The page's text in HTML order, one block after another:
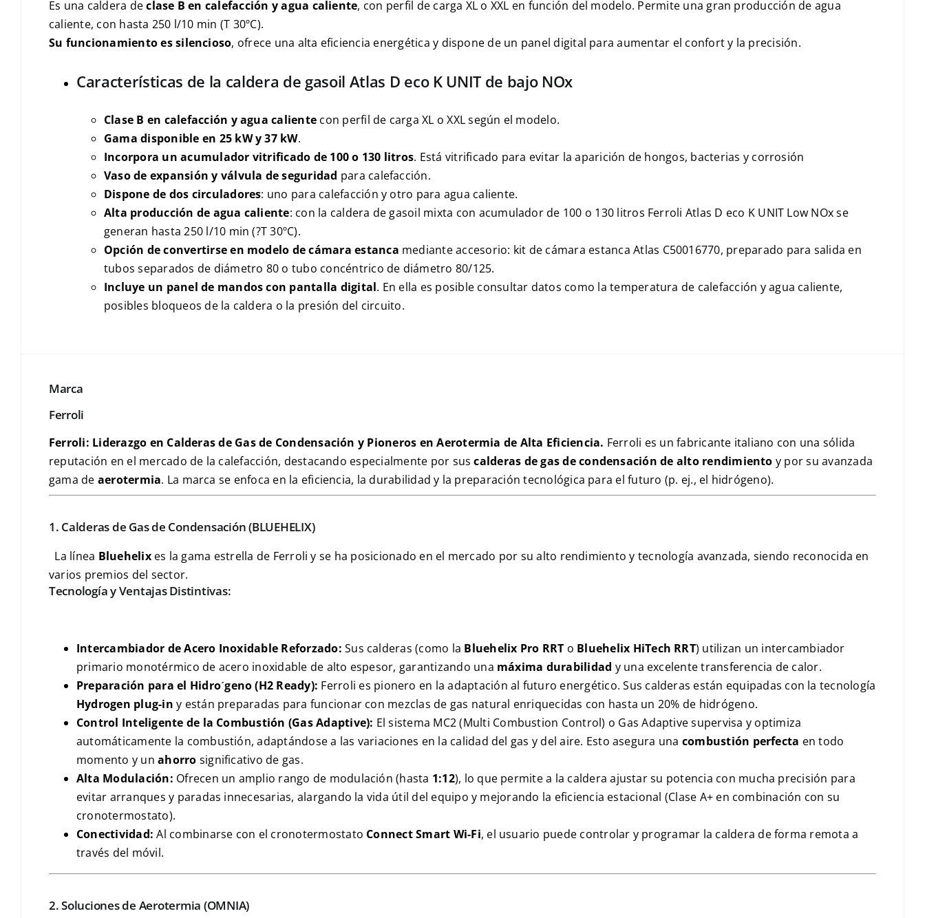
Es una caldera declase B en calefacción y agua caliente, con perfil de carga XL o XXL en función del modelo. Permite una gran producción de agua
caliente, con hasta 250 l/10 min (T 30ºC).
Su funcionamiento es silencioso, ofrece una alta eficiencia energética y dispone de un panel digital para aumentar el confort y la precisión.
Características de la caldera de gasoil Atlas D eco K UNIT de bajo NOx
Clase B en calefacción y agua caliente con perfil de carga XL o XXL según el modelo.
Gama disponible en 25 kW y 37 kW.
Incorpora un acumulador vitrificado de 100 o 130 litros. Está vitrificado para evitar la aparición de hongos, bacterias y corrosión
Vaso de expansión y válvula de seguridad para calefacción.
Dispone de dos circuladores: uno para calefacción y otro para agua caliente.
Alta producción de agua caliente: con la caldera de gasoil mixta con acumulador de 100 o 130 litros Ferroli Atlas D eco K UNIT Low NOx se
generan hasta 250 l/10 min (?T 30ºC).
Opción de convertirse en modelo de cámara estanca mediante accesorio: kit de cámara estanca Atlas C50016770, preparado para salida en
tubos separados de diámetro 80 o tubo concéntrico de diámetro 80/125.
Incluye un panel de mandos con pantalla digital. En ella es posible consultar datos como la temperatura de calefacción y agua caliente,
posibles bloqueos de la caldera o la presión del circuito.
Marca
Ferroli
Ferroli: Liderazgo en Calderas de Gas de Condensación y Pioneros en Aerotermia de Alta Eficiencia. Ferroli es un fabricante italiano con una sólida
reputación en el mercado de la calefacción, destacando especialmente por suscalderas de gas de condensación de alto rendimiento y por su avanzada
gama de aerotermia. La marca se enfoca en la eficiencia, la durabilidad y la preparación tecnológica para el futuro (p. ej., el hidrógeno).
1. Calderas de Gas de Condensación (BLUEHELIX)
La línea Bluehelixes la gama estrella de Ferroli y se ha posicionado en el mercado por su alto rendimiento y tecnología avanzada, siendo reconocida en
varios premios del sector.
Tecnología y Ventajas Distintivas:
Intercambiador deAcero Inoxidable Reforzado: Sus calderas (como la Bluehelix Pro RRT o Bluehelix HiTech RRT) utilizan un intercambiador
primario monotérmico de acero inoxidable de alto espesor, garantizando una máxima durabilidad y una excelente transferencia de calor.
Preparación para el Hidroˊgeno(H2 Ready): Ferroli es pionero en la adaptación al futuro energético. Sus calderas están equipadas con la tecnología
Hydrogen plug-in y están preparadas para funcionar con mezclas de gas natural enriquecidas con hasta un 20% de hidrógeno.
Control Inteligente de la Combustión (Gas Adaptive): El sistema MC2 (Multi Combustion Control) o Gas Adaptivesupervisa y optimiza
automáticamente la combustión, adaptándose a las variaciones en la calidad del gas y del aire. Esto asegura una combustión perfecta en todo
momento y unahorro significativo de gas.
Alta Modulación: Ofrecen un amplio rango de modulación (hasta 1:12), lo que permite a la caldera ajustar su potencia con mucha precisión para
evitar arranques y paradas innecesarias, alargando la vida útil del equipo y mejorando la eficiencia estacional (Clase A+ en combinación con su
cronotermostato).
Conectividad: Al combinarse con el cronotermostato Connect Smart Wi-Fi, el usuario puede controlar y programar la caldera de forma remota a
través del móvil.
2. Soluciones de Aerotermia (OMNIA)